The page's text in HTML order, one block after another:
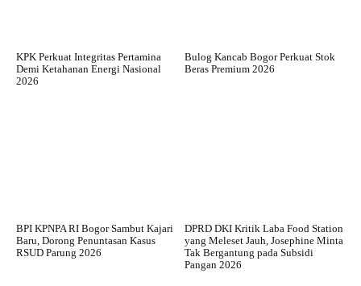
KPK Perkuat Integritas Pertamina
Demi Ketahanan Energi Nasional
2026
Bulog Kancab Bogor Perkuat Stok
Beras Premium 2026
BPI KPNPA RI Bogor Sambut Kajari
Baru, Dorong Penuntasan Kasus
RSUD Parung 2026
DPRD DKI Kritik Laba Food Station
yang Meleset Jauh, Josephine Minta
Tak Bergantung pada Subsidi
Pangan 2026